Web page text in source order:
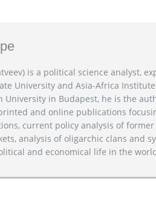
is a political science analyst,
University and Asia-Africa
University in Budapest, he is the
and online publications
current policy analysis of former
analysis of oligarchic clans and
and economical life in the